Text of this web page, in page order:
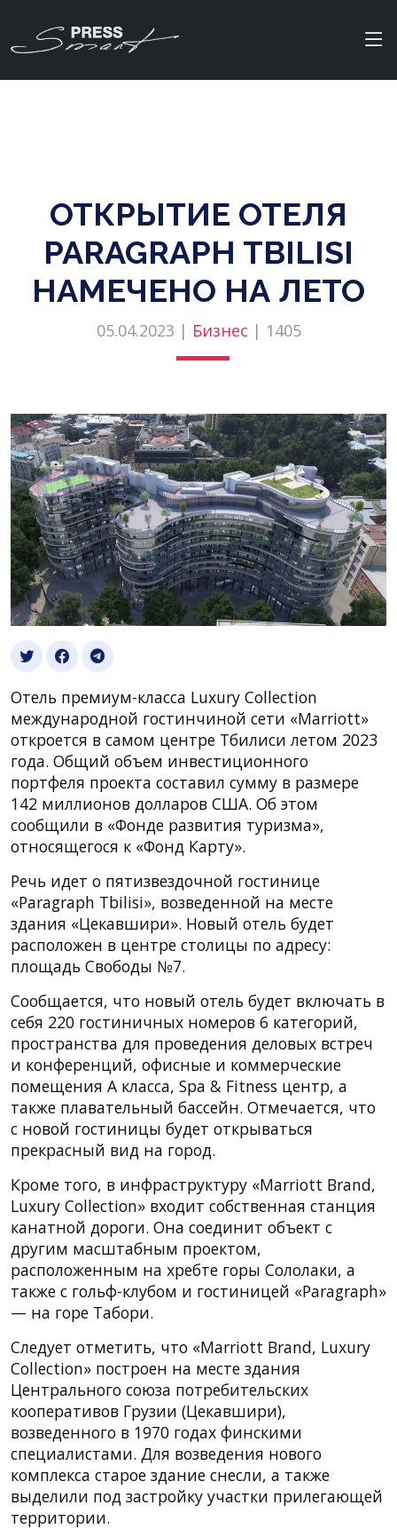
ОТКРЫТИЕ ОТЕЛЯ
PARAGRAPH TBILISI
НАМЕЧЕНО НА ЛЕТО
05.04.2023 | Бизнес | 1405
Отель премиум-класса Luxury Collection
международной гостинчиной сети «Marriott»
откроется в самом центре Тбилиси летом 2023
года. Общий объем инвестиционного
портфеля проекта составил сумму в размере
142 миллионов долларов США. Об этом
сообщили в «Фонде развития туризма»,
относящегося к «Фонд Карту».
Речь идет о пятизвездочной гостинице
«Paragraph Tbilisi», возведенной на месте
здания «Цекавшири». Новый отель будет
расположен в центре столицы по адресу:
площадь Свободы №7.
Сообщается, что новый отель будет включать в
себя 220 гостиничных номеров 6 категорий,
пространства для проведения деловых встреч
и конференций, офисные и коммерческие
помещения А класса, Spa & Fitness центр, а
также плавательный бассейн. Отмечается, что
с новой гостиницы будет открываться
прекрасный вид на город.
Кроме того, в инфраструктуру «Marriott Brand,
Luxury Collection» входит собственная станция
канатной дороги. Она соединит объект с
другим масштабным проектом,
расположенным на хребте горы Сололаки, а
также с гольф-клубом и гостиницей «Paragraph»
— на горе Табори.
Следует отметить, что «Marriott Brand, Luxury
Collection» построен на месте здания
Центрального союза потребительских
кооперативов Грузии (Цекавшири),
возведенного в 1970 годах финскими
специалистами. Для возведения нового
комплекса старое здание снесли, а также
выделили под застройку участки прилегающей
территории.